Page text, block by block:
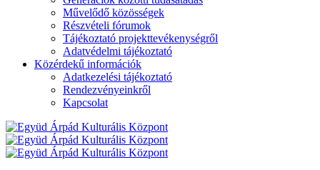
Művelődő közösségek
Részvételi fórumok
Tájékoztató projekttevékenységről
Adatvédelmi tájékoztató
Közérdekű információk
Adatkezelési tájékoztató
Rendezvényeinkről
Kapcsolat